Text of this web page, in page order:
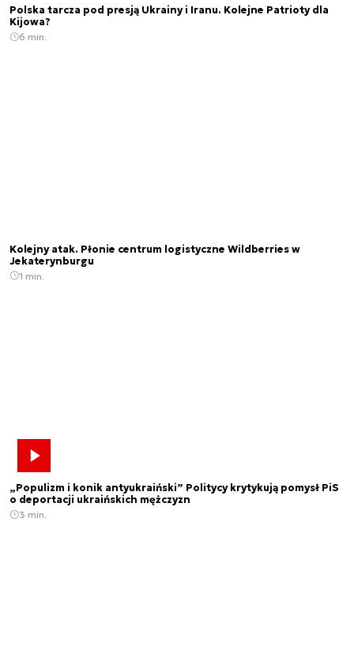
Polska tarcza pod presją Ukrainy i Iranu. Kolejne Patrioty dla
Kijowa?
6 min.
Kolejny atak. Płonie centrum logistyczne Wildberries w
Jekaterynburgu
1 min.
„Populizm i konik antyukraiński” Politycy krytykują pomysł PiS
o deportacji ukraińskich mężczyzn
3 min.